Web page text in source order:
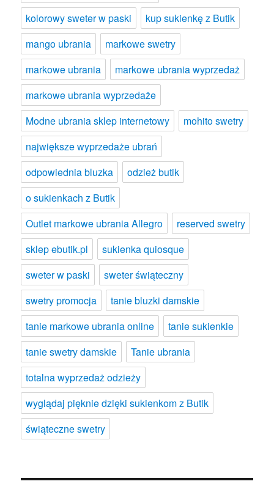
kolorowy sweter w paski
kup sukienkę z Butik
mango ubrania
markowe swetry
markowe ubrania
markowe ubrania wyprzedaż
markowe ubrania wyprzedaże
Modne ubrania sklep internetowy
mohito swetry
największe wyprzedaże ubrań
odpowiednia bluzka
odzież butik
o sukienkach z Butik
Outlet markowe ubrania Allegro
reserved swetry
sklep ebutik.pl
sukienka quiosque
sweter w paski
sweter świąteczny
swetry promocja
tanie bluzki damskie
tanie markowe ubrania online
tanie sukienkie
tanie swetry damskie
Tanie ubrania
totalna wyprzedaż odzieży
wyglądaj pięknie dzięki sukienkom z Butik
świąteczne swetry